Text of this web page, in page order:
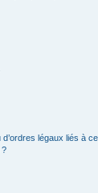
légaux liés à
?